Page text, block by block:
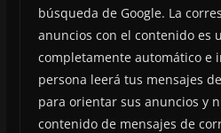
búsqueda de Google. La
anuncios con el contenido es
completamente automático e
persona leerá tus mensajes
para orientar sus anuncios y
contenido de mensajes de